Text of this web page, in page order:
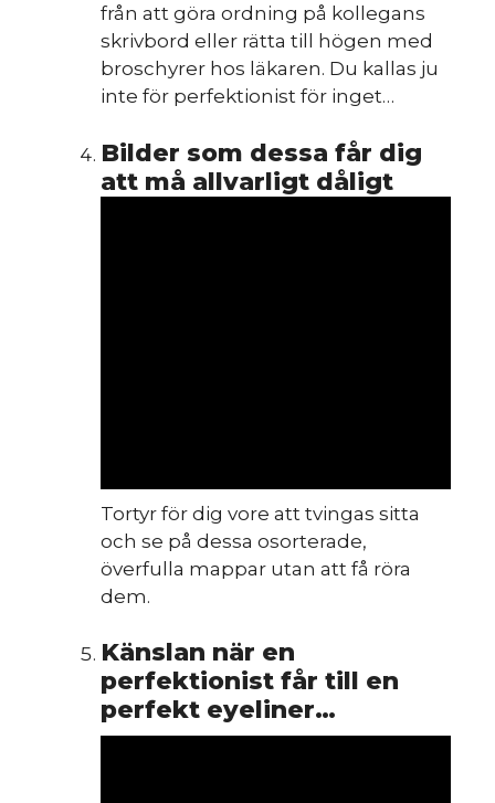
från att göra ordning på kollegans
skrivbord eller rätta till högen med
broschyrer hos läkaren. Du kallas ju
inte för perfektionist för inget…
Bilder som dessa får dig
att må allvarligt dåligt
Tortyr för dig vore att tvingas sitta
och se på dessa osorterade,
överfulla mappar utan att få röra
dem.
Känslan när en
perfektionist får till en
perfekt eyeliner…